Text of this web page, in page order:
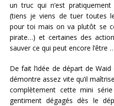
un truc qui n’est
(tiens je viens de tuer toutes
pour toi mais on va plutôt se
pirate…) et certaines des
sauver ce qui peut encore l’être …
De fait l’idée de départ de
démontre assez vite qu’il
complètement cette mini
gentiment dégagés dès le